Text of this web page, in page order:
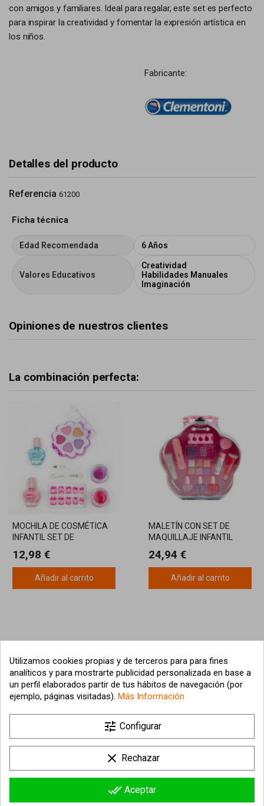
con amigos y familiares. Ideal para regalar, este set es perfecto
para inspirar la creatividad y fomentar la expresión artística en
los niños.
Fabricante:
Detalles del producto
Referencia 61200
Ficha técnica
Edad Recomendada 6 Años
Valores Educativos
Creatividad
Habilidades Manuales
Imaginación
Opiniones de nuestros clientes
La combinación perfecta:
MOCHILA DE COSMÉTICA
INFANTIL SET DE
12,98 €
Añadir al carrito
MALETÍN CON SET DE
MAQUILLAJE INFANTIL
24,94 €
Añadir al carrito
Información sobre la tienda 
Utilizamos cookies propias y de terceros para para fines
analíticos y para mostrarte publicidad personalizada en base a
un perfil elaborados partir de tus hábitos de navegación (por
ejemplo, páginas visitadas). Más Información
tune Configurar
clear Rechazar
done_all Aceptar